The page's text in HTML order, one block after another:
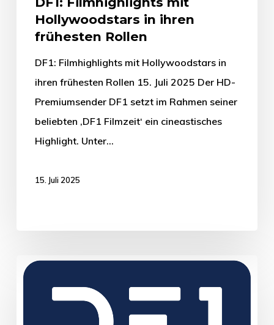
Hollywoodstars in ihren
frühesten Rollen
DF1: Filmhighlights mit Hollywoodstars in
ihren frühesten Rollen 15. Juli 2025 Der HD-
Premiumsender DF1 setzt im Rahmen seiner
beliebten ‚DF1 Filmzeit‘ ein cineastisches
Highlight. Unter…
15. Juli 2025